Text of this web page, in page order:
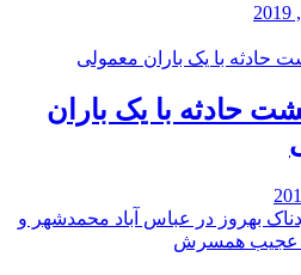
حادثه با یک باران